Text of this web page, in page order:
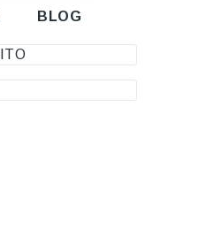
BLOG